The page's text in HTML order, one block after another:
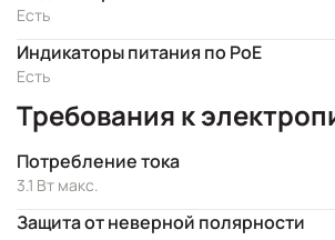
Есть
Индикаторы питания по PoE
Есть
Требования к
Потребление тока
3.1 Вт макс.
Защита от неверной полярности